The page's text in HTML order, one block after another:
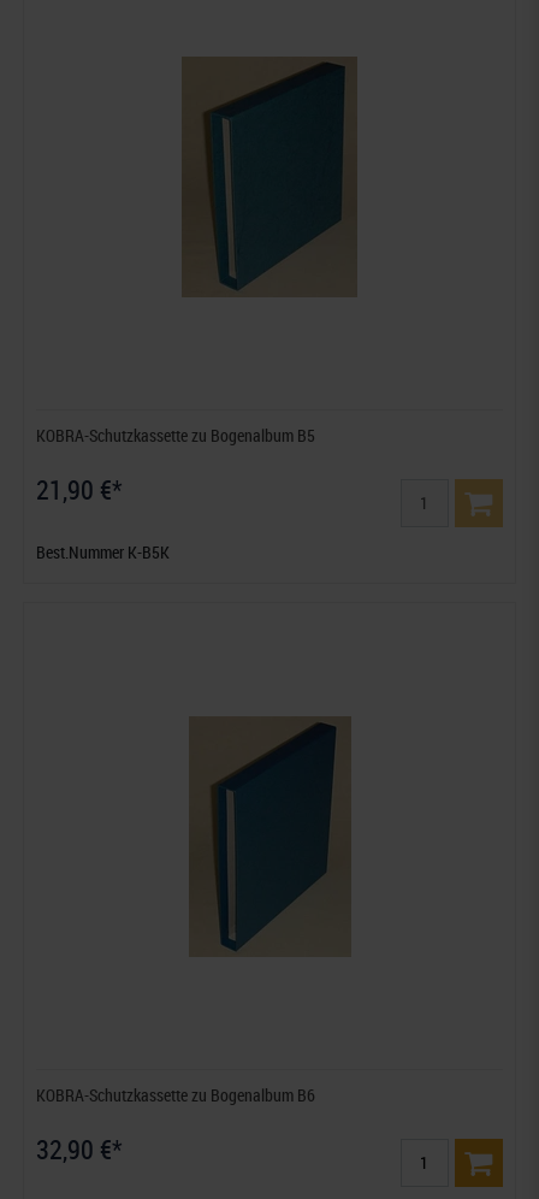
KOBRA-Schutzkassette zu Bogenalbum B5
21,90 €*
Best.Nummer K-B5K
KOBRA-Schutzkassette zu Bogenalbum B6
32,90 €*